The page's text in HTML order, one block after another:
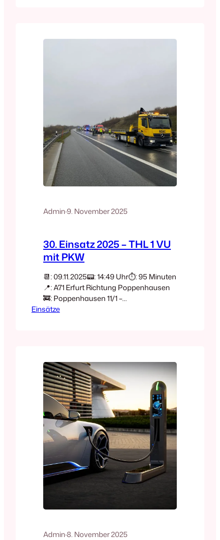
Poppenhausen und Oerlenbach,
Admin·9. November 2025
30. Einsatz 2025 – THL 1 VU
mit PKW
📆: 09.11.2025📟: 14:49 Uhr⏱️: 95 Minuten
📍: A71 Erfurt Richtung Poppenhausen
🚒: Poppenhausen 11/1 –
MZFPoppenhausen 20/1 –
die Sirenen in Poppenhausen und
Oerlenbach, ebenso wurden die Pager
der Feuerwehr Schweinfurt
ausgelöst.Gemeldet war ein THL 1
(Technische Hilfeleistung, Stufe…
Einsätze
Admin·8. November 2025